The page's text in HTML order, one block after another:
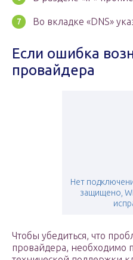
Во вкладке «DNS»
Если ошибка
провайдера
Нет
защищено,
Чтобы убедиться, что
провайдера, необходимо